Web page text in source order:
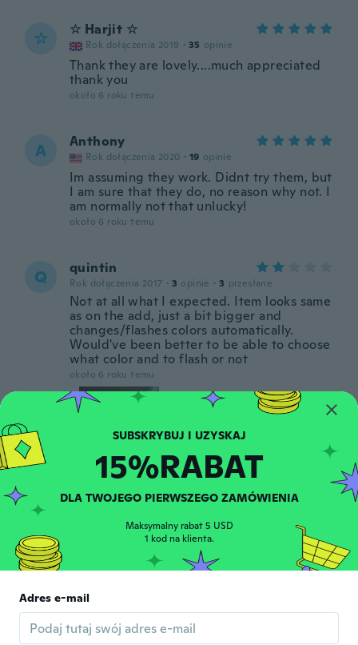
☆ ☆ Harjit ☆
Rok dołączenia 2019 · 35 opinie
Thank they are lovely....much appreciated
thank you
około 6 roku temu
A Anthony
Rok dołączenia 2020 · 19 opinie
Im assuming they work. Didnt try them, but
I am sure that they do, no reason why not. I
am normally not that unlucky!
około 6 roku temu
Q quintin
Rok dołączenia 2017 · 3 opinie · 3 przesłane
Not at all what I expected. Item looks same
as on the add, just a bit bigger and
changes/flashes colors automatically.
Would've been better to be able to choose
what color and to flash or not
około 6 roku temu
C Clare
1 them don't work
około 6 roku temu
J Jaroslav
Rok dołączenia 2017 · 70 opinie · 1 przesłane
zmetek fuj
15%RABAT
DLA TWOJEGO PIERWSZEGO ZAMÓWIENIA
Maksymalny rabat 5 USD
1 kod na klienta.
Adres e-mail